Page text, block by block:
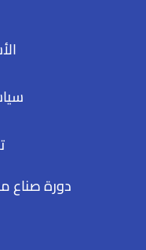
دورة صناع